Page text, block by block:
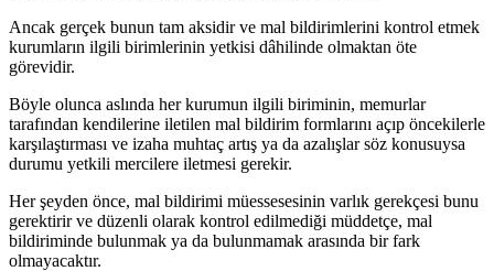
Ancak gerçek bunun tam aksidir ve mal bildirimlerini kontrol etmek
kurumların ilgili birimlerinin yetkisi dâhilinde olmaktan öte
görevidir.
Böyle olunca aslında her kurumun ilgili biriminin, memurlar
tarafından kendilerine iletilen mal bildirim formlarını açıp öncekilerle
karşılaştırması ve izaha muhtaç artış ya da azalışlar söz konusuysa
durumu yetkili mercilere iletmesi gerekir.
Her şeyden önce, mal bildirimi müessesesinin varlık gerekçesi bunu
gerektirir ve düzenli olarak kontrol edilmediği müddetçe, mal
bildiriminde bulunmak ya da bulunmamak arasında bir fark
olmayacaktır.